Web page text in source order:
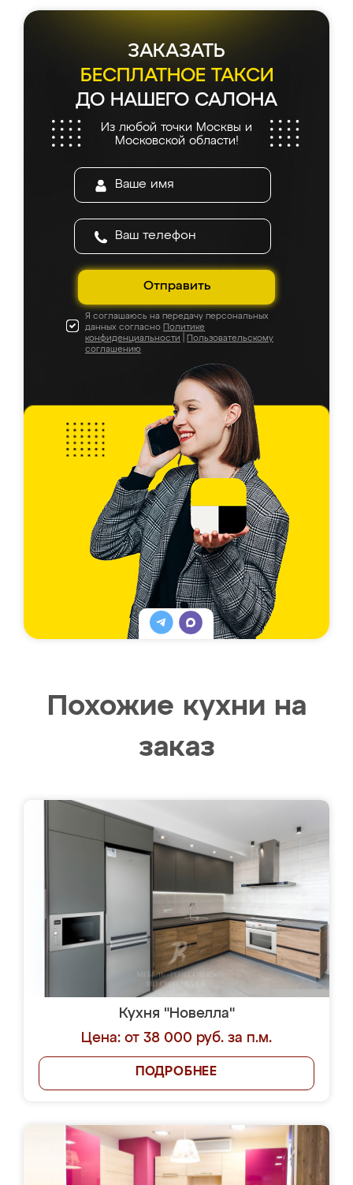
ЗАКАЗАТЬ
БЕСПЛАТНОЕ ТАКСИ
ДО НАШЕГО САЛОНА
Из любой точки Москвы и
Московской области!
Отправить
Я соглашаюсь на передачу персональных
данных согласно Политике
конфиденциальности
Пользовательскому
соглашению
Похожие кухни на
заказ
Кухня "Новелла"
Цена: от 38 000 руб. за п.м.
ПОДРОБНЕЕ